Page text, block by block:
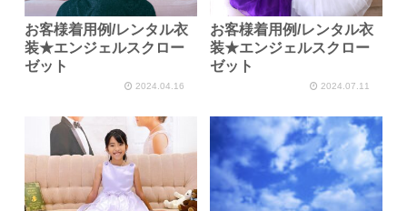
お客様着用例/レンタル衣
装★エンジェルスクロー
ゼット
2024.04.16
お客様着用例/レンタル衣
装★エンジェルスクロー
ゼット
2024.07.11